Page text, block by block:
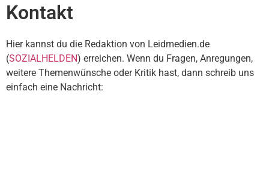
Kontakt
Hier kannst du die Redaktion von Leidmedien.de
(SOZIALHELDEN) erreichen. Wenn du Fragen, Anregungen,
weitere Themenwünsche oder Kritik hast, dann schreib uns
einfach eine Nachricht: